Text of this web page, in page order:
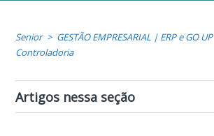
Senior GESTÃO EMPRESARIAL | ERP e GO UP
Controladoria
Artigos nessa seção